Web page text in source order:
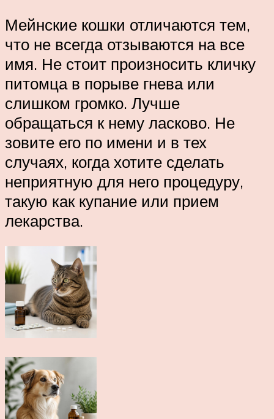
Мейнские кошки отличаются тем,
что не всегда отзываются на все
имя. Не стоит произносить кличку
питомца в порыве гнева или
слишком громко. Лучше
обращаться к нему ласково. Не
зовите его по имени и в тех
случаях, когда хотите сделать
неприятную для него процедуру,
такую как купание или прием
лекарства.